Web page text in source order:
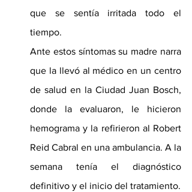
que se sentía irritada todo el
tiempo.
Ante estos síntomas su madre narra
que la llevó al médico en un centro
de salud en la Ciudad Juan Bosch,
donde la evaluaron, le hicieron
hemograma y la refirieron al Robert
Reid Cabral en una ambulancia. A la
semana tenía el diagnóstico
definitivo y el inicio del tratamiento.